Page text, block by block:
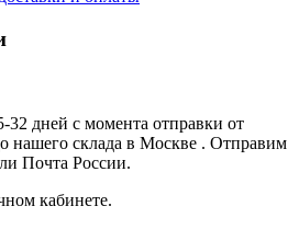
32 дней с момента отправки от
нашего склада в Москве . Отправим
Почта России.
кабинете.